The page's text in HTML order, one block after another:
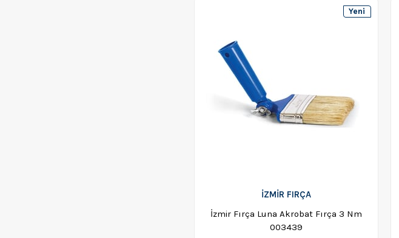
İZMİR FIRÇA
İzmir Fırça Luna Akrobat Fırça 3 Nm
003439
Yeni